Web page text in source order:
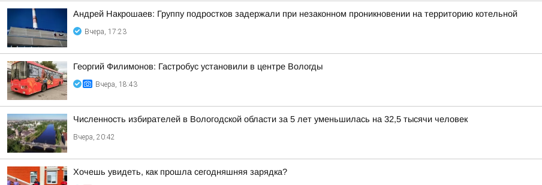
Андрей Накрошаев: Группу подростков задержали при незаконном проникновении на территорию котельной
Вчера, 17:23
Георгий Филимонов: Гастробус установили в центре Вологды
Вчера, 18:43
Численность избирателей в Вологодской области за 5 лет уменьшилась на 32,5 тысячи человек
Вчера, 20:42
Хочешь увидеть, как прошла сегодняшняя зарядка?